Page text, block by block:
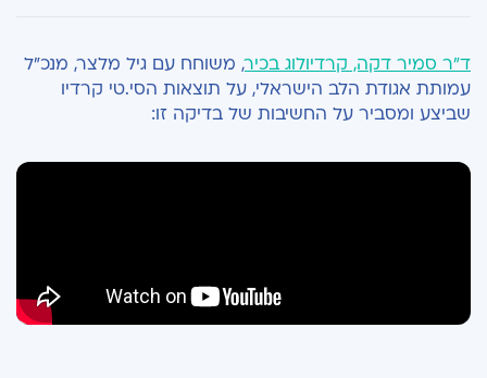
ד"ר סמיר דקה, קרדיולוג בכיר, משוחח עם גיל מלצר, מנכ"ל
עמותת אגודת הלב הישראלי, על תוצאות הסי.טי קרדיו
שביצע ומסביר על החשיבות של בדיקה זו: